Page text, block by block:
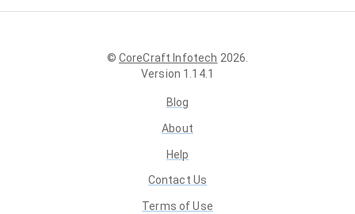
© CoreCraft Infotech 2026
Version 1.14.1
Blog
About
Help
Contact Us
Terms of Use